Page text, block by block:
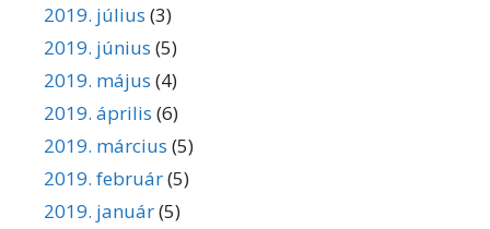
2019. július (3)
2019. június (5)
2019. május (4)
2019. április (6)
2019. március (5)
2019. február(5)
2019. január(5)